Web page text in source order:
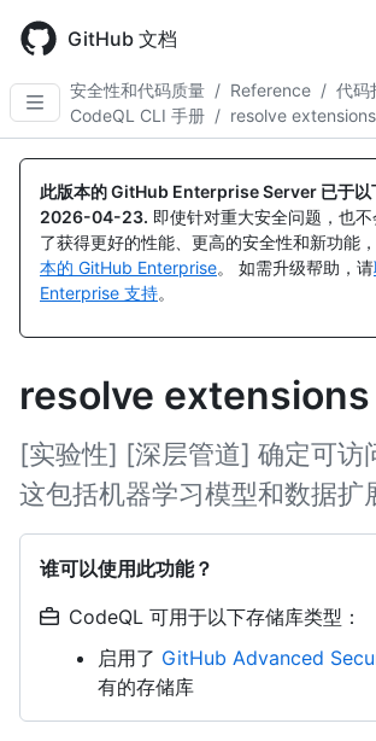
main
content
GitHub 文档
安全性和代码质量 / Reference / 代码
CodeQL CLI 手册 / resolve extensions
此版本的 GitHub Enterprise Server 已于以
2026-04-23. 即使针对重大安全问题，也
了获得更好的性能、更高的安全性和新功能
本的 GitHub Enterprise。 如需升级帮助，请
Enterprise 支持。
resolve extensions
[实验性] [深层管道] 确定可访
这包括机器学习模型和数据扩
谁可以使用此功能？
CodeQL 可用于以下存储库类型：
启用了 GitHub Advanced
有的存储库